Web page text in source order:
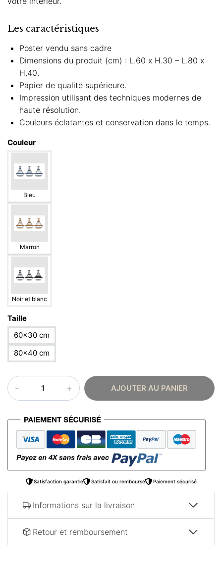
Les caractéristiques
Poster vendu sans cadre
Dimensions du produit (cm) : L.60 x H.30 – L.80 x
H.40.
Papier de qualité supérieure.
Impression utilisant des techniques modernes de
haute résolution.
Couleurs éclatantes et conservation dans le temps.
Couleur
Bleu
Marron
Noir et blanc
Taille
60×30 cm
80×40 cm
quantité
de
oriental
Moderne
tajine
AJOUTER AU PANIER
Satisfaction garantie Satisfait ou remboursé Paiement sécurisé
Informations sur la livraison
Retour et remboursement